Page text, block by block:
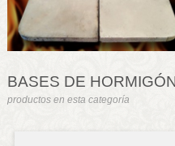
BASES DE
productos en esta categoría